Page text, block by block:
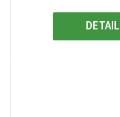
DETAIL